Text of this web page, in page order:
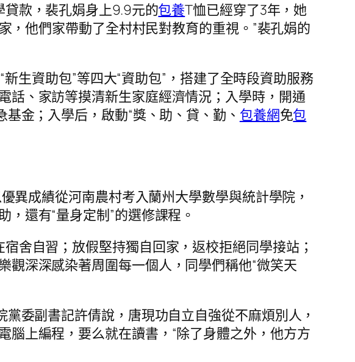
款，裴孔娟身上9.9元的包養T恤已經穿了3年，她
，他們家帶動了全村村民對教育的重視。”裴孔娟的
生資助包”等四大“資助包”，搭建了全時段資助服務
話、家訪等摸清新生家庭經濟情況；入學時，開通
金；入學后，啟動“獎、助、貸、勤、 包養網免包
異成績從河南農村考入蘭州大學數學與統計學院，
還有“量身定制”的選修課程。
舍自習；放假堅持獨自回家，返校拒絕同學接站；
觀深深感染著周圍每一個人，同學們稱他“微笑天
委副書記許倩說，唐現功自立自強從不麻煩別人，
上編程，要么就在讀書，“除了身體之外，他方方